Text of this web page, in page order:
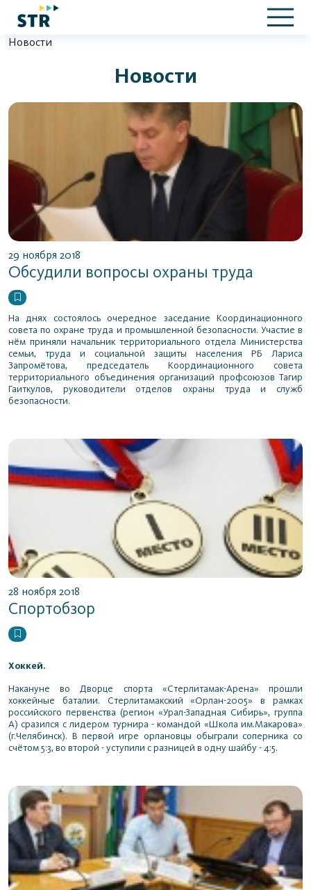
Новости
Новости
29 ноября 2018
Обсудили вопросы охраны труда
На днях состоялось очередное заседание Координационного
совета по охране труда и промышленной безопасности. Участие в
нём приняли начальник территориального отдела Министерства
семьи, труда и социальной защиты населения РБ Лариса
Запромётова, председатель Координационного совета
территориального объединения организаций профсоюзов Тагир
Гаиткулов, руководители отделов охраны труда и служб
безопасности.
28 ноября 2018
Спортобзор
Хоккей.
Накануне во Дворце спорта «Стерлитамак-Арена» прошли
хоккейные баталии. Стерлитамакский «Орлан-2005» в рамках
российского первенства (регион «Урал-Западная Сибирь», группа
А) сразился с лидером турнира - командой «Школа им.Макарова»
(г.Челябинск). В первой игре орлановцы обыграли соперника со
счётом 5:3, во второй - уступили с разницей в одну шайбу - 4:5.